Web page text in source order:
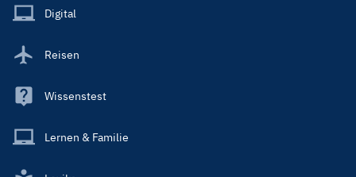
Main
Digital
Reisen
Wissenstest
Lernen & Familie